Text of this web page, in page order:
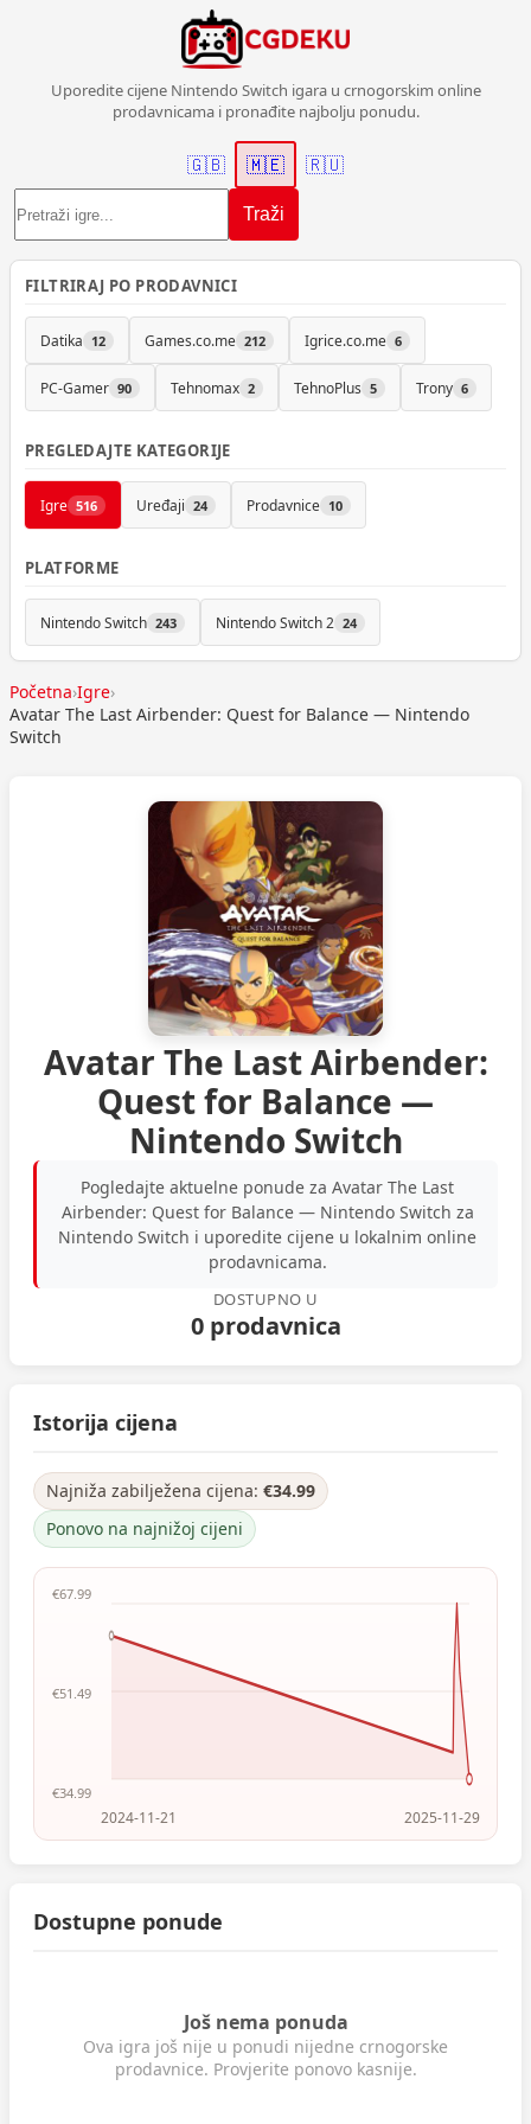
Uporedite cijene Nintendo Switch igara u crnogorskim online
prodavnicama i pronađite najbolju ponudu.
Traži
🇬🇧 🇲🇪 🇷🇺
FILTRIRAJ PO PRODAVNICI
Datika 12 Games.co.me 212 Igrice.co.me 6
PC-Gamer 90 Tehnomax 2 TehnoPlus 5 Trony 6
PREGLEDAJTE KATEGORIJE
Igre 516 Uređaji 24 Prodavnice 10
PLATFORME
Nintendo Switch 243 Nintendo Switch 2 24
Početna›Igre›
Avatar The Last Airbender: Quest for Balance — Nintendo
Switch
Avatar The Last Airbender:
Quest for Balance —
Nintendo Switch
Pogledajte aktuelne ponude za Avatar The Last
Airbender: Quest for Balance — Nintendo Switch za
Nintendo Switch i uporedite cijene u lokalnim online
prodavnicama.
DOSTUPNO U
0 prodavnica
Istorija cijena
Najniža zabilježena cijena: €34.99
Ponovo na najnižoj cijeni
€67.99
€51.49
€34.99
2024-11-21 2025-11-29
Dostupne ponude
Još nema ponuda
Ova igra još nije u ponudi nijedne crnogorske
prodavnice. Provjerite ponovo kasnije.